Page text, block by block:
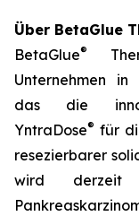
Über BetaGlue
BetaGlue®
Unternehmen in
das die
YntraDose® für
resezierbarer
wird derzeit